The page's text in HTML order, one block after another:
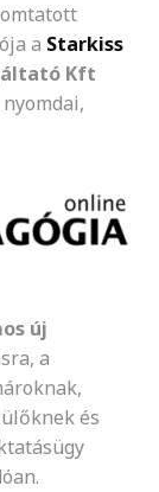
a Starkiss
Kft
új
a
és